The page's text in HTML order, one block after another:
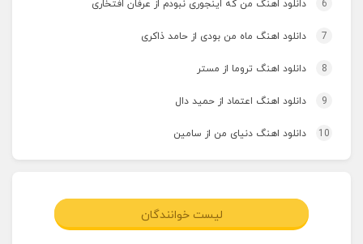
6 دانلود اهنگ من که اینجوری نبودم از عرفان افتخاری
7 دانلود اهنگ ماه من بودی از حامد ذاکری
8 دانلود اهنگ تروما از مستر
9 دانلود اهنگ اعتماد از حمید دال
10 دانلود اهنگ دنیای من از سامین
لیست خوانندگان